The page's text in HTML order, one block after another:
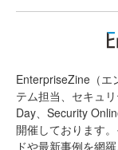
EnterpriseZine（エ
テム担当、セキュ
Day、Security
開催しております
ドや最新事例を網